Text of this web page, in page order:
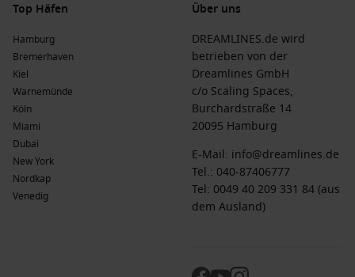
Top Häfen
Hamburg
Bremerhaven
Kiel
Warnemünde
Köln
Miami
Dubai
New York
Nordkap
Venedig
Über uns
DREAMLINES.de wird
betrieben von der
Dreamlines GmbH
c/o Scaling Spaces,
Burchardstraße 14
20095 Hamburg
E-Mail: info@dreamlines.de
Tel.: 040-87406777
Tel: 0049 40 209 331 84 (aus
dem Ausland)